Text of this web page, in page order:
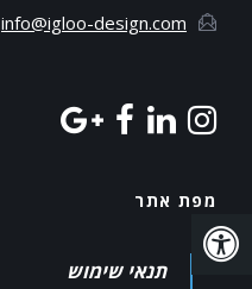
info@igloo-design.com
מפת אתר
תנאי שימוש